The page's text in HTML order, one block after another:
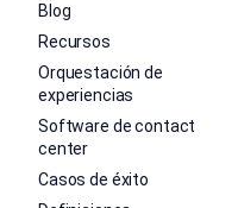
Blog
Recursos
Orquestación de
experiencias
Software de contact
center
Casos de éxito